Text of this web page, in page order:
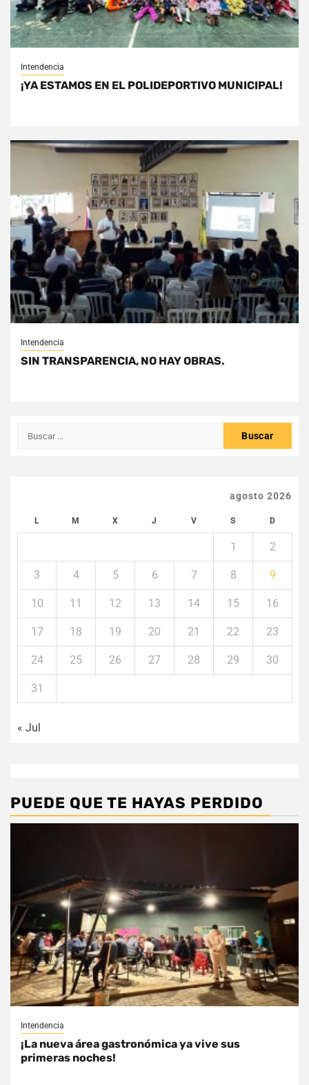
Intendencia
¡YA ESTAMOS EN EL POLIDEPORTIVO MUNICIPAL!
Intendencia
SIN TRANSPARENCIA, NO HAY OBRAS.
Buscar:
agosto 2026
L M X J V S D
1 2
3 4 5 6 7 8 9
10 11 12 13 14 15 16
17 18 19 20 21 22 23
24 25 26 27 28 29 30
31
« Jul
PUEDE QUE TE HAYAS PERDIDO
Intendencia
¡La nueva área gastronómica ya vive sus
primeras noches!